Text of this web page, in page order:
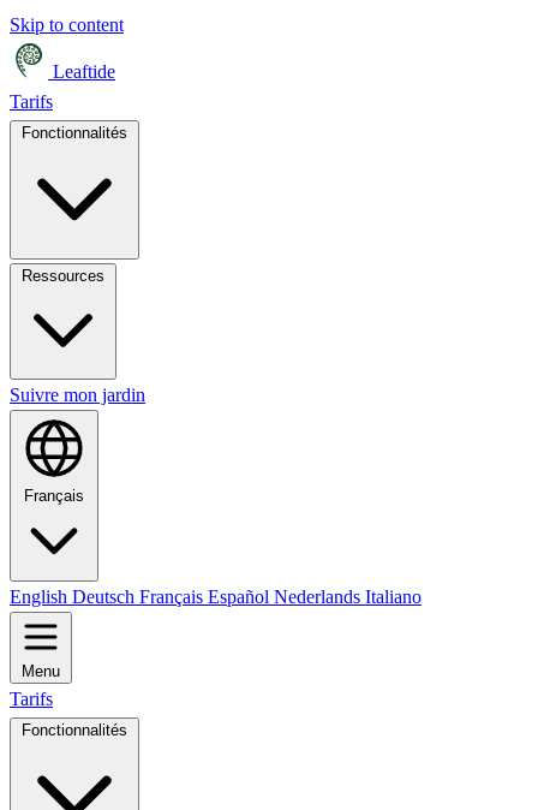
Skip to content
Leaftide
Tarifs
Suivre mon jardin
Français
English Deutsch Français Español Nederlands Italiano
Menu
Tarifs
Fonctionnalités